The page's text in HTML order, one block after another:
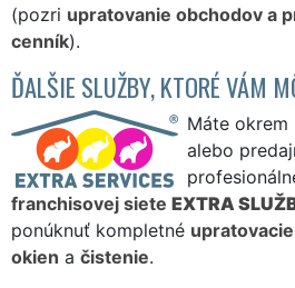
(pozri upratovanie obchodov a
cenník).
ĎALŠIE SLUŽBY, KTORÉ VÁM
Máte
alebo
franchisovej siete EXTRA
ponúknuť kompletné
okien a čistenie.